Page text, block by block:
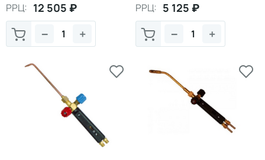
РРЦ: 12 505 ₽
+
−
РРЦ: 5 125 ₽
+
−